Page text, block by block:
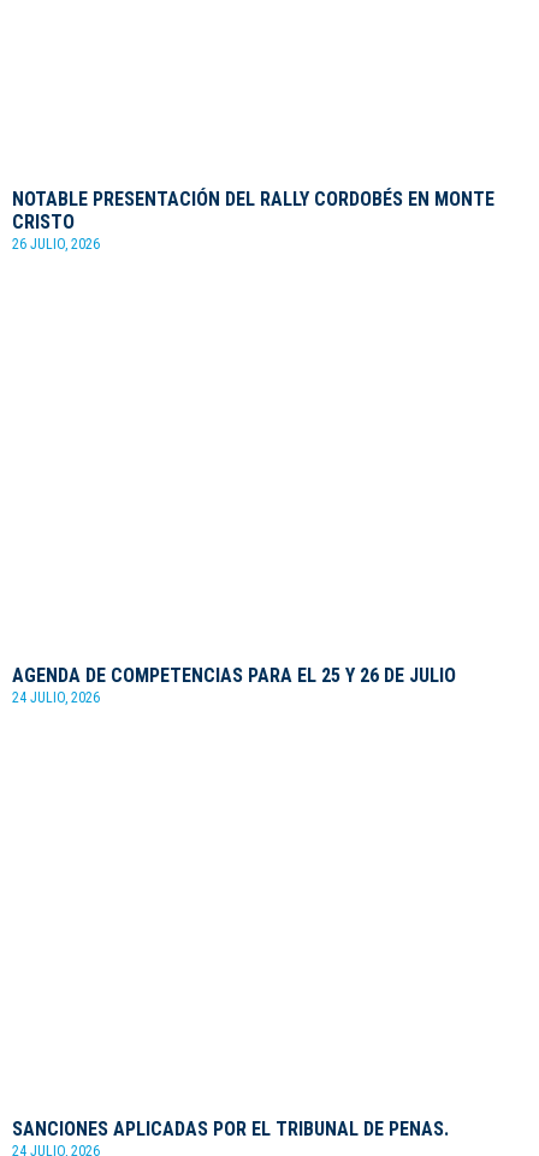
NOTABLE PRESENTACIÓN DEL RALLY CORDOBÉS EN MONTE
CRISTO
26 JULIO, 2026
AGENDA DE COMPETENCIAS PARA EL 25 Y 26 DE JULIO
24 JULIO, 2026
SANCIONES APLICADAS POR EL TRIBUNAL DE PENAS.
24 JULIO, 2026